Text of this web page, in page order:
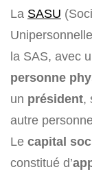
La SASU
la SAS, avec
personne
un président,
autre
Le capital
constitué d’